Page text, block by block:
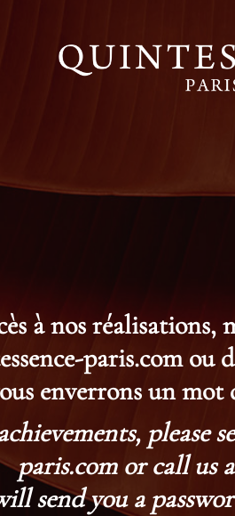
à nos réalisations,
paris.com ou
enverrons un mot
please
paris.com or call us
send you a